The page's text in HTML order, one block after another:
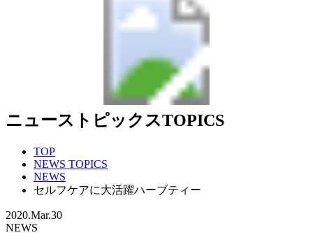
ニューストピックスTOPICS
TOP
NEWS TOPICS
NEWS
セルフケアに大活躍ハーブティー
2020.Mar.30
NEWS